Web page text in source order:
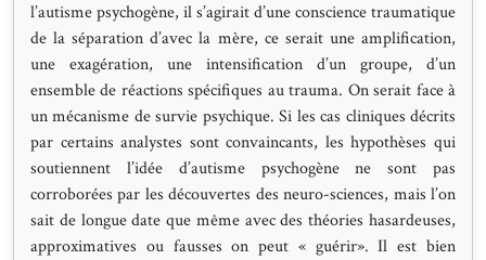
l’autisme psychogène, il s’agirait d’une conscience traumatique
de la séparation d’avec la mère, ce serait une amplification,
une exagération, une intensification d’un groupe, d’un
ensemble de réactions spécifiques au trauma. On serait face à
un mécanisme de survie psychique. Si les cas cliniques décrits
par certains analystes sont convaincants, les hypothèses qui
soutiennent l’idée d’autisme psychogène ne sont pas
corroborées par les découvertes des neuro-sciences, mais l’on
sait de longue date que même avec des théories hasardeuses,
approximatives ou fausses on peut « guérir». Il est bien